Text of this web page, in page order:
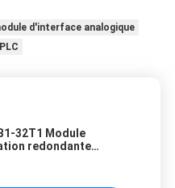
d'interface analogique
32T1 Module
redondante